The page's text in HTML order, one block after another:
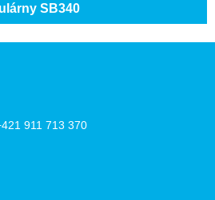
SB340
911 713 370